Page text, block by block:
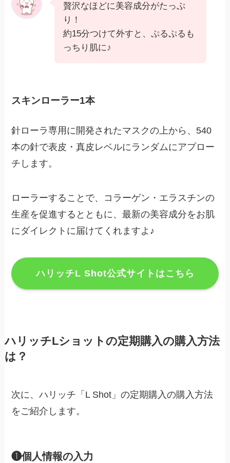
贅沢なほどに美容成分がたっぷ
り！
約15分つけて外すと、ぷるぷるも
っちり肌に♪
スキンローラー1本
針ローラ専用に開発されたマスクの上から、540
本の針で表皮・真皮レベルにランダムにアプロー
チします。
ローラーすることで、コラーゲン・エラスチンの
生産を促進するとともに、最新の美容成分をお肌
にダイレクトに届けてくれますよ♪
ハリッチL Shot公式サイトはこちら
ハリッチLショットの定期購入の購入方法
は？
次に、ハリッチ「L Shot」の定期購入の購入方法
をご紹介します。
❶個人情報の入力